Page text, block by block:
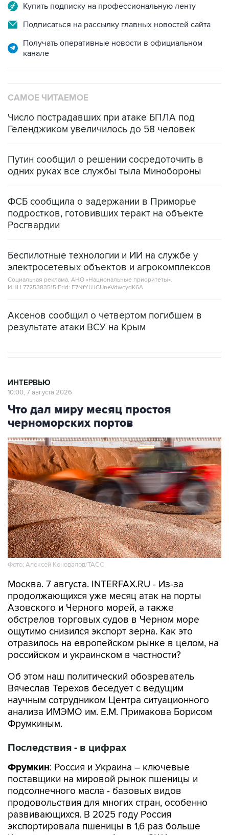
Купить подписку на профессиональную ленту
Подписаться на рассылку главных новостей сайта
Получать оперативные новости в официальном
канале
САМОЕ ЧИТАЕМОЕ
Число пострадавших при атаке БПЛА под
Геленджиком увеличилось до 58 человек
Путин сообщил о решении сосредоточить в
одних руках все службы тыла Минобороны
ФСБ сообщила о задержании в Приморье
подростков, готовивших теракт на объекте
Росгвардии
Беспилотные технологии и ИИ на службе у
электросетевых объектов и агрокомплексов
Социальная реклама, АНО «Национальные приоритеты».
ИНН 7725383515 Erid: F7NfYUJCUneVdwcydK6A
Аксенов сообщил о четвертом погибшем в
результате атаки ВСУ на Крым
ИНТЕРВЬЮ
10:00, 7 августа 2026
Что дал миру месяц простоя
черноморских портов
Фото: Алексей Коновалов/ТАСС
Москва. 7 августа. INTERFAX.RU - Из-за
продолжающихся уже месяц атак на порты
Азовского и Черного морей, а также
обстрелов торговых судов в Черном море
ощутимо снизился экспорт зерна. Как это
отразилось на европейском рынке в целом, на
российском и украинском в частности?
Об этом наш политический обозреватель
Вячеслав Терехов беседует с ведущим
научным сотрудником Центра ситуационного
анализа ИМЭМО им. Е.М. Примакова Борисом
Фрумкиным.
Последствия - в цифрах
Фрумкин: Россия и Украина – ключевые
поставщики на мировой рынок пшеницы и
подсолнечного масла - базовых видов
продовольствия для многих стран, особенно
развивающихся. В 2025 году Россия
экспортировала пшеницы в 1,6 раз больше